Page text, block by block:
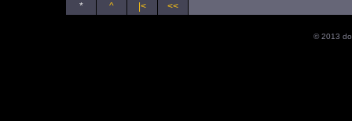
* ^ |< <<
© 2013